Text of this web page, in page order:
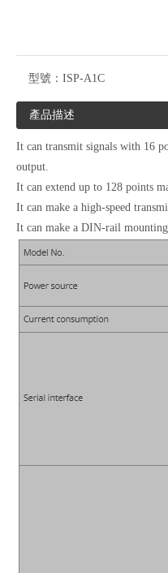
型號： ISP-A1C
產品描述
It can transmit signals with 16
output.
It can extend up to 128 points
It can make a high-speed
It can make a DIN-rail